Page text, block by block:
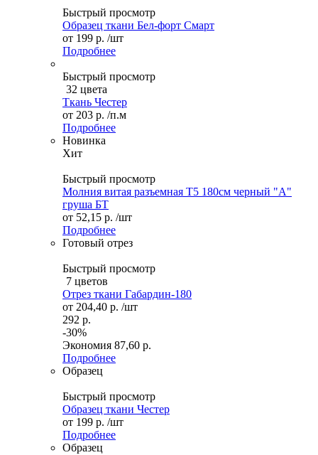
Быстрый просмотр
Образец ткани Бел-форт Смарт
от 199 р. /шт
Подробнее
Быстрый просмотр
32 цвета
Ткань Честер
от 203 р. /п.м
Подробнее
Новинка
Хит
Быстрый просмотр
Молния витая разъемная Т5 180см черный "А"
груша БТ
от 52,15 р. /шт
Подробнее
Готовый отрез
Быстрый просмотр
7 цветов
Отрез ткани Габардин-180
от 204,40 р. /шт
292 р.
-30%
Экономия 87,60 р.
Подробнее
Образец
Быстрый просмотр
Образец ткани Честер
от 199 р. /шт
Подробнее
Образец